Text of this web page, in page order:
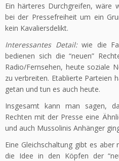
Ein härteres Durchgreifen, wäre
bei der Pressefreiheit um ein
kein Kavaliersdelikt.
Interessantes Detail:wie die
bedienen sich die “neuen”
Radio/Fernsehen, heute soziale
zu verbreiten. Etablierte Parteien
getan und tun es auch heute.
Insgesamt kann man sagen,
Rechten mit der Presse eine
und auch Mussolinis Anhänger
Eine Gleichschaltung gibt es
die Idee in den Köpfen der